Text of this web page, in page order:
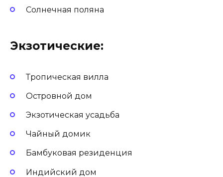
Солнечная поляна
Экзотические:
Тропическая вилла
Островной дом
Экзотическая усадьба
Чайный домик
Бамбуковая резиденция
Индийский дом